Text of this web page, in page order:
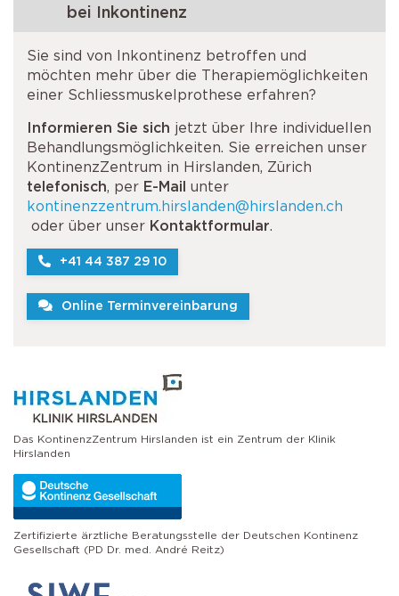
bei Inkontinenz
Sie sind von Inkontinenz betroffen und
möchten mehr über die Therapiemöglichkeiten
einer Schliessmuskelprothese erfahren?
Informieren Sie sich jetzt über Ihre individuellen
Behandlungsmöglichkeiten. Sie erreichen unser
KontinenzZentrum in Hirslanden, Zürich
telefonisch, per E-Mail unter
kontinenzzentrum.hirslanden@hirslanden.ch
oder über unser Kontaktformular.
+41 44 387 29 10
Online Terminvereinbarung
Das KontinenzZentrum Hirslanden ist ein Zentrum der Klinik
Hirslanden
Zertifizierte ärztliche Beratungsstelle der Deutschen Kontinenz
Gesellschaft (PD Dr. med. André Reitz)